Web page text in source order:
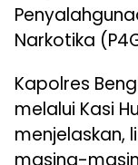
Narkotika
Kapolres
melalui Kasi
menjelaskan,
masing-